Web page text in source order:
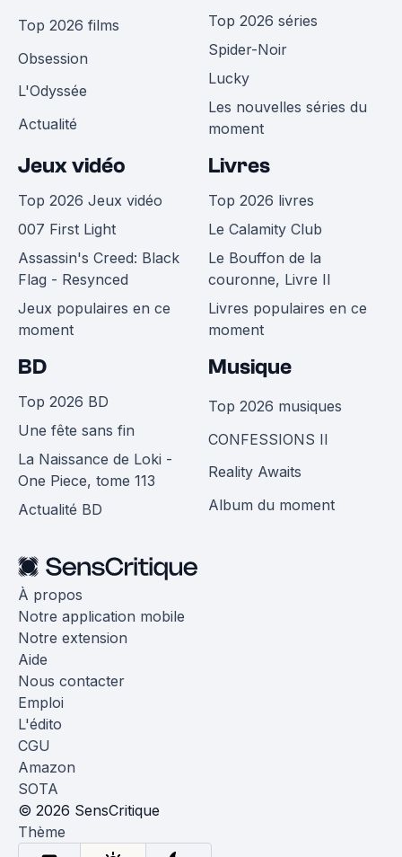
Top 2026 films
Obsession
L'Odyssée
Actualité
Top 2026 séries
Spider-Noir
Lucky
Les nouvelles séries du
moment
Jeux vidéo
Top 2026 Jeux vidéo
007 First Light
Assassin's Creed: Black
Flag - Resynced
Jeux populaires en ce
moment
Livres
Top 2026 livres
Le Calamity Club
Le Bouffon de la
couronne, Livre II
Livres populaires en ce
moment
BD
Top 2026 BD
Une fête sans fin
La Naissance de Loki -
One Piece, tome 113
Actualité BD
Musique
Top 2026 musiques
CONFESSIONS II
Reality Awaits
Album du moment
À propos
Notre application mobile
Notre extension
Aide
Nous contacter
Emploi
L'édito
CGU
Amazon
SOTA
© 2026 SensCritique
Thème